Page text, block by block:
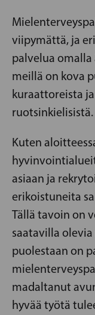
viipymättä, ja
palvelua omalla
meillä on kova
kuraattoreista
ruotsinkielisistä.
Kuten
asiaan ja
erikoistuneita
Tällä tavoin on
saatavilla
puolestaan ​​on
madaltanut
hyvää työtä